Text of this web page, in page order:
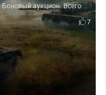
аукцион. Всего
7